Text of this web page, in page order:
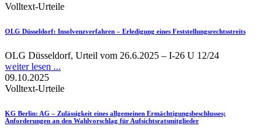
Volltext-Urteile
OLG Düsseldorf: Insolvenzverfahren – Erledigung eines Feststellungsrechtsstreits
OLG Düsseldorf, Urteil vom 26.6.2025 – I-26 U 12/24
weiter lesen ...
09.10.2025
Volltext-Urteile
KG Berlin: AG – Zulässigkeit eines allgemeinen Ermächtigungsbeschlusses;
Anforderungen an den Wahlvorschlag für Aufsichtsratsmitglieder